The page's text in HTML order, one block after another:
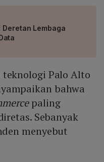
Lembaga
teknologi Palo Alto
bahwa
paling
Sebanyak
menyebut